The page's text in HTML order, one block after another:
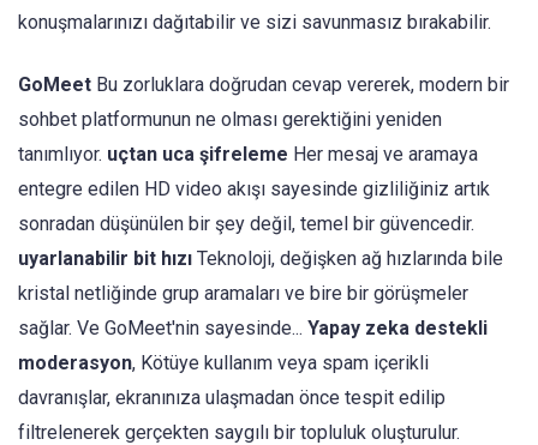
konuşmalarınızı dağıtabilir ve sizi savunmasız bırakabilir.
GoMeet Bu zorluklara doğrudan cevap vererek, modern bir
sohbet platformunun ne olması gerektiğini yeniden
tanımlıyor. uçtan uca şifreleme Her mesaj ve aramaya
entegre edilen HD video akışı sayesinde gizliliğiniz artık
sonradan düşünülen bir şey değil, temel bir güvencedir.
uyarlanabilir bit hızı Teknoloji, değişken ağ hızlarında bile
kristal netliğinde grup aramaları ve bire bir görüşmeler
sağlar. Ve GoMeet'nin sayesinde... Yapay zeka destekli
moderasyon, Kötüye kullanım veya spam içerikli
davranışlar, ekranınıza ulaşmadan önce tespit edilip
filtrelenerek gerçekten saygılı bir topluluk oluşturulur.